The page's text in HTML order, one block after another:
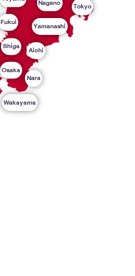
Aichi
Fukui
Nara
Osaka
Shiga
Tokyo
Wakayama
Yamanashi